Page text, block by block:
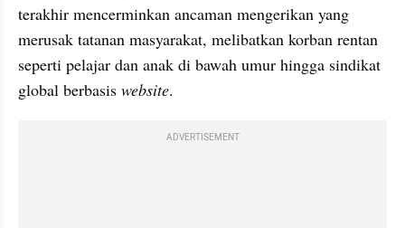
terakhir mencerminkan ancaman mengerikan yang
merusak tatanan masyarakat, melibatkan korban rentan
seperti pelajar dan anak di bawah umur hingga sindikat
global berbasis website.
ADVERTISEMENT